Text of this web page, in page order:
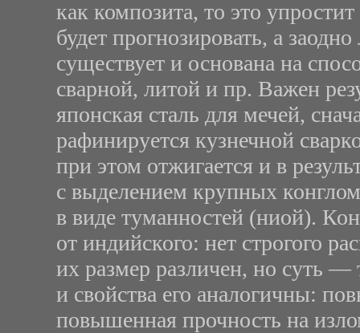
как композита, то это
будет прогнозировать, а
существует и основана на
сварной, литой и пр. Важен
японская сталь для мечей,
рафинируется кузнечной
при этом отжигается и в
с выделением крупных
в виде туманностей (ниой).
от индийского: нет строгого
их размер различен, но суть —
и свойства его аналогичны:
повышенная прочность на